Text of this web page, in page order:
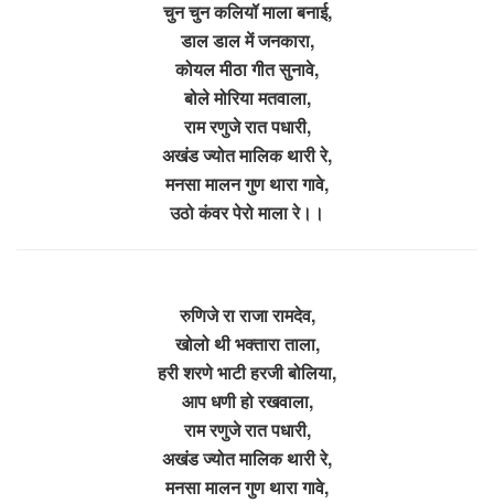
चुन चुन कलियॉ माला बनाई,
डाल डाल में जनकारा,
कोयल मीठा गीत सुनावे,
बोले मोरिया मतवाला,
राम रणुजे रात पधारी,
अखंड ज्योत मालिक थारी रे,
मनसा मालन गुण थारा गावे,
उठो कंवर पेरो माला रे।।
रुणिजे रा राजा रामदेव,
खोलो थी भक्तारा ताला,
हरी शरणे भाटी हरजी बोलिया,
आप धणी हो रखवाला,
राम रणुजे रात पधारी,
अखंड ज्योत मालिक थारी रे,
मनसा मालन गुण थारा गावे,